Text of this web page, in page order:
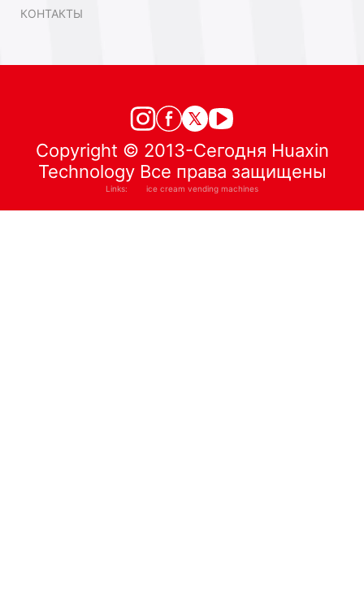
КОНТАКТЫ
Copyright © 2013-Сегодня Huaxin
Technology Все права защищены
Links: ice cream vending machines